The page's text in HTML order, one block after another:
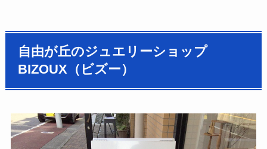
自由が丘のジュエリーショップ
BIZOUX（ビズー）